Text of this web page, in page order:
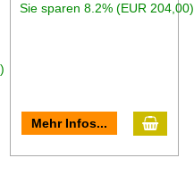
Sie sparen 8.2% (EUR 204,00)
Mehr Infos...